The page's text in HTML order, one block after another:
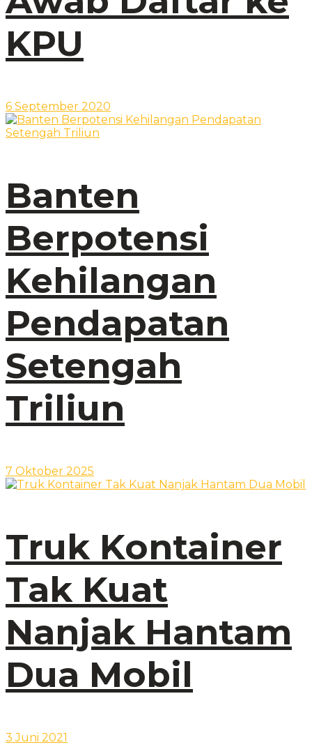
KPU
6 September 2020
Banten
Berpotensi
Kehilangan
Pendapatan
Setengah
Triliun
7 Oktober 2025
Truk Kontainer
Tak Kuat
Nanjak Hantam
Dua Mobil
3 Juni 2021